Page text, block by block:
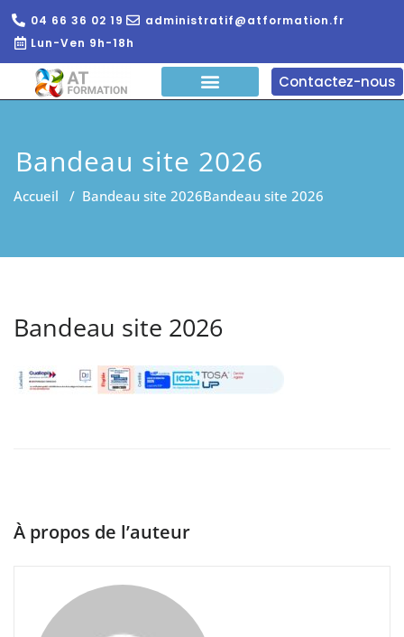
04 66 36 02 19
administratif@atformation.fr
Lun-Ven 9h-18h
Contactez-nous
Bandeau site 2026
Accueil / Bandeau site 2026Bandeau site 2026
Bandeau site 2026
À propos de l’auteur